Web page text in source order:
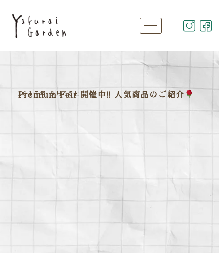
2017年 8月15日
Premium Fair 開催中!! 人気商品のご紹介